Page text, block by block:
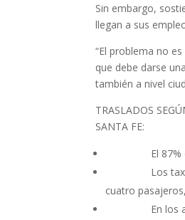
Sin embargo,
llegan a sus
“El problema no
que debe darse
también a nivel
TRASLADOS
SANTA FE:
El 87% de los
Los taxis
cuatro
En los